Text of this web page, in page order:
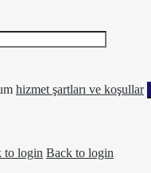
hizmet şartları ve koşullar
to login Back to login